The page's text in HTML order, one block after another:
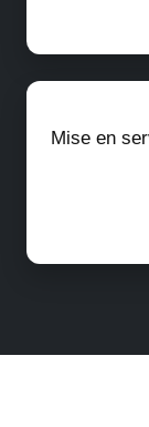
Mise en